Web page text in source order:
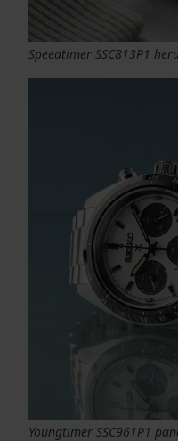
Speedtimer SSC813P1
Youngtimer SSC961P1